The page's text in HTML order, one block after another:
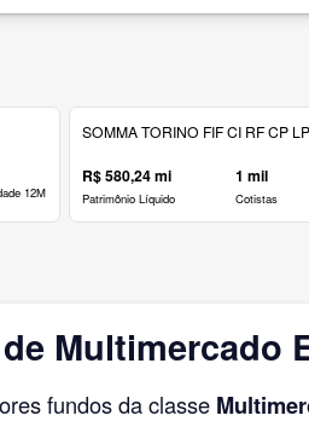
12M
SOMMA TORINO FIF CI RF CP
R$ 580,24 mi
Patrimônio Líquido
1 mil
Cotistas
Multimercado
fundos da classe